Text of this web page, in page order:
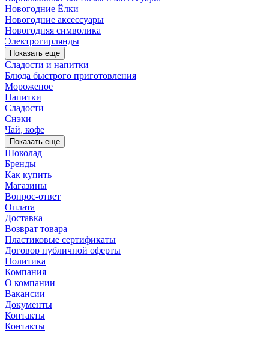
Новогодние Ёлки
Новогодние аксессуары
Новогодняя символика
Электрогирлянды
Показать еще
Сладости и напитки
Блюда быстрого приготовления
Мороженое
Напитки
Сладости
Снэки
Чай, кофе
Показать еще
Шоколад
Бренды
Как купить
Магазины
Вопрос-ответ
Оплата
Доставка
Возврат товара
Пластиковые сертификаты
Договор публичной оферты
Политика
Компания
О компании
Вакансии
Документы
Контакты
Контакты